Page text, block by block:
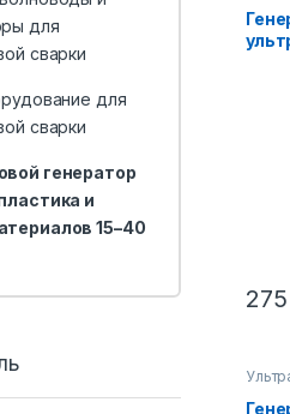
кГц
для
для
сварки
для
сварки
генератор
и
15–40